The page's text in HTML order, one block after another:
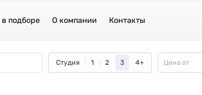
подборе О компании Контакты
Студия 1 2 3 4+